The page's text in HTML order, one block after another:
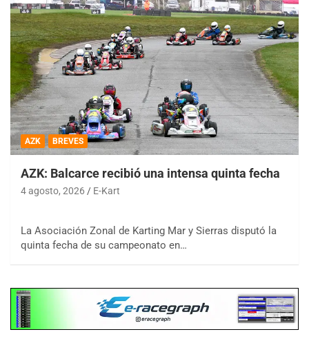
AZK BREVES
AZK: Balcarce recibió una intensa quinta fecha
4 agosto, 2026 E-Kart
La Asociación Zonal de Karting Mar y Sierras disputó la
quinta fecha de su campeonato en…